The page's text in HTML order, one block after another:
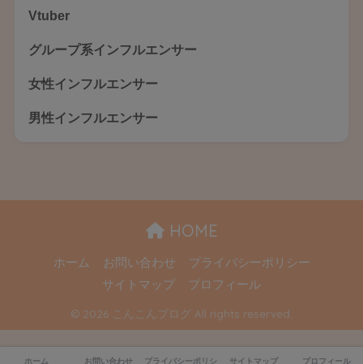
Vtuber
グループ系インフルエンサー
女性インフルエンサー
男性インフルエンサー
HOME
ホーム お問い合わせ
プライバシーポリシー
サイトマップ
プロフィール
© 2026 こんこんブログ All rights reserved.
ホーム お問い合わせ プライバシーポリシー サイトマップ プロフィール